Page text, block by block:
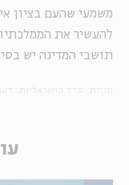
משמעי שהעם בציון
להעשיר את
תושבי המדינה יש